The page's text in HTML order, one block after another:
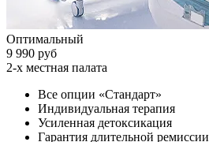
Оптимальный
9 990 руб
2-х местная палата
Все опции «Стандарт»
Индивидуальная терапия
Усиленная детоксикация
Гарантия длительной ремиссии